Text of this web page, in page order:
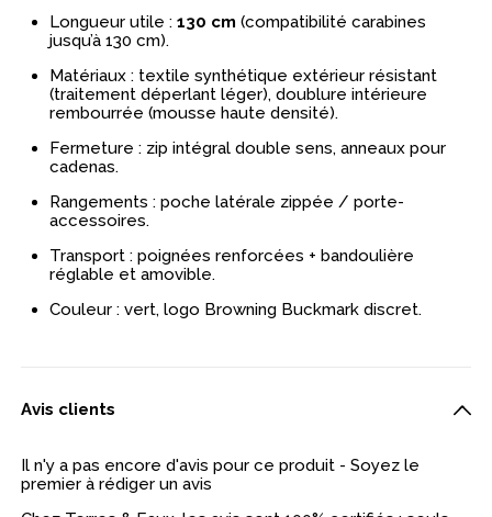
Longueur utile :130 cm (compatibilité carabines
jusqu’à 130 cm).
Matériaux : textile synthétique extérieur résistant
(traitement déperlant léger), doublure intérieure
rembourrée (mousse haute densité).
Fermeture : zip intégral double sens, anneaux pour
cadenas.
Rangements : poche latérale zippée / porte-
accessoires.
Transport : poignées renforcées + bandoulière
réglable et amovible.
Couleur : vert, logo Browning Buckmark discret.
Avis clients
Il n'y a pas encore d'avis pour ce produit - Soyez le
premier à rédiger un avis